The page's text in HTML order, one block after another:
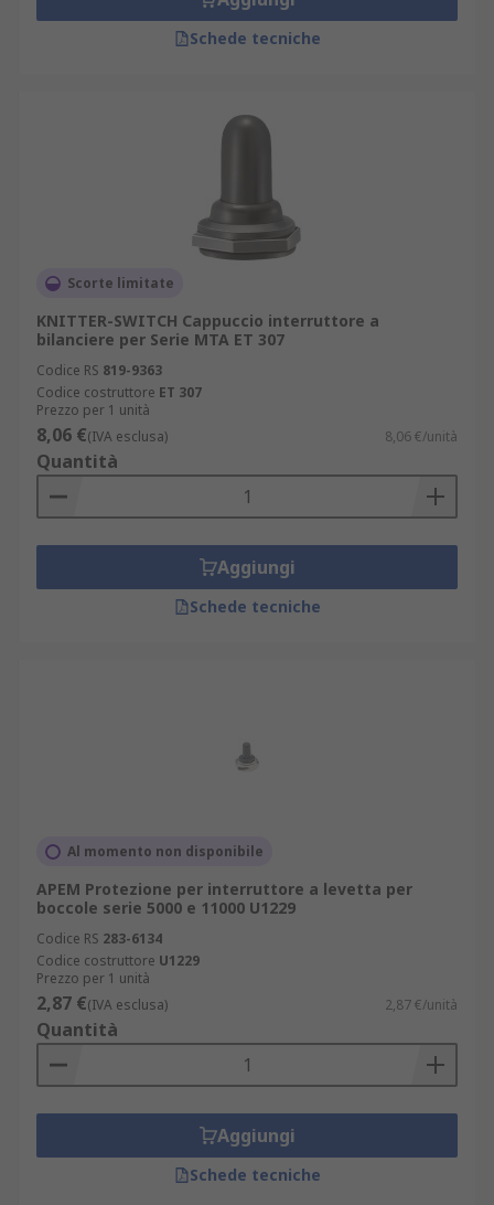
Schede tecniche
Scorte limitate
KNITTER-SWITCH Cappuccio interruttore a
bilanciere per Serie MTA ET 307
Codice RS 819-9363
Codice costruttore ET 307
Prezzo per 1 unità
8,06 €(IVA esclusa) 8,06 €/unità
Quantità
Aggiungi
Schede tecniche
Al momento non disponibile
APEM Protezione per interruttore a levetta per
boccole serie 5000 e 11000 U1229
Codice RS 283-6134
Codice costruttore U1229
Prezzo per 1 unità
2,87 €(IVA esclusa) 2,87 €/unità
Quantità
Aggiungi
Schede tecniche